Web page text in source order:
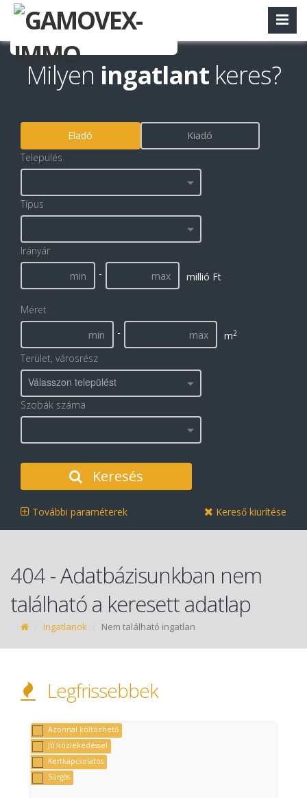
Milyen ingatlant keres?
Eladó
Kiadó
Település
Típus
Irányár
-
millió Ft
Méret
-
m2
Terület, városrész
Válasszon települést
Szobák száma
Keresés
További paraméterek Kereső kiürítése
404 - Adatbázisunkban nem
található a keresett adatlap
Ingatlanok Nem található ingatlan
Legfrissebbek
Azonnal költözhető
Jó közlekedéssel
Kertkapcsolatos
Sürgős